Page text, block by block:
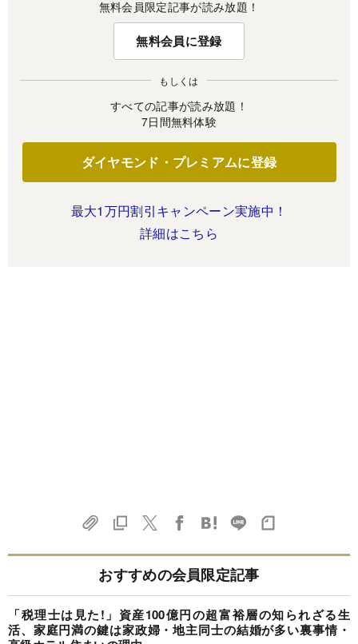
無料会員限定記事が読み放題！
無料会員に登録
もしくは
すべての記事が読み放題！
7日間無料体験
ダイヤモンド・プレミアムに登録
最大1万円割引キャンペーン実施中！
詳細はこちら
おすすめの会員限定記事
「税理士は見た!」資産100億円の超富裕層の知られざる生
活、家庭円満の鍵は家政婦・地主同士の結婚が多い裏事情・